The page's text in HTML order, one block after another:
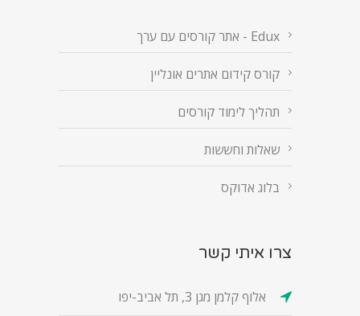
Edux - אתר קורסים עם ערך
קורס קידום אתרים אונליין
תהליך לימוד קורסים
שאלות וחששות
בלוג אדוקס
צרו איתי קשר
אלוף קלמן מגן 3, תל אביב-יפו